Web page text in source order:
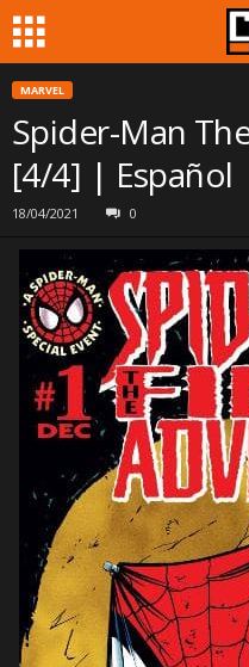
MARVEL
Spider-Man
[4/4] | Español
18/04/2021 0